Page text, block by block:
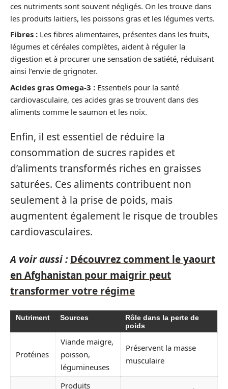
ces nutriments sont souvent négligés. On les trouve dans
les produits laitiers, les poissons gras et les légumes verts.
Fibres : Les fibres alimentaires, présentes dans les fruits,
légumes et céréales complètes, aident à réguler la
digestion et à procurer une sensation de satiété, réduisant
ainsi l’envie de grignoter.
Acides gras Omega-3 : Essentiels pour la santé
cardiovasculaire, ces acides gras se trouvent dans des
aliments comme le saumon et les noix.
Enfin, il est essentiel de réduire la
consommation de sucres rapides et
d’aliments transformés riches en graisses
saturées. Ces aliments contribuent non
seulement à la prise de poids, mais
augmentent également le risque de troubles
cardiovasculaires.
A voir aussi : Découvrez comment le yaourt
en Afghanistan pour maigrir peut
transformer votre régime
Nutriment Sources
Rôle dans la perte de
poids
Protéines
Viande maigre,
poisson,
légumineuses
Préservent la masse
musculaire
Produits